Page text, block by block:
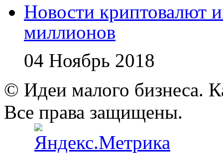
Новости криптовалют
миллионов
04 Ноябрь 2018
© Идеи малого бизнеса.
Все права защищены.